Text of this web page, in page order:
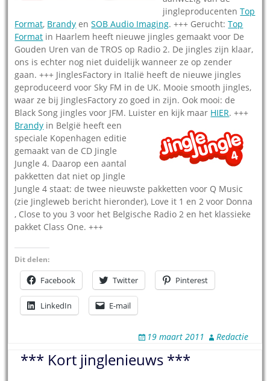
jingleproducentenTop
Format, Brandy enSOB Audio Imaging. +++ Gerucht:Top
Format in Haarlem heeft nieuwe jingles gemaakt voor De
Gouden Uren van de TROS op Radio 2. De jingles zijn klaar,
ons is echter nog niet duidelijk wanneer ze op zender
gaan. +++ JinglesFactory in Italië heeft de nieuwe jingles
geproduceerd voor Sky FM in de UK. Mooie smooth jingles,
waar ze bij JinglesFactory zo goed in zijn. Ook mooi: de
Black Song jingles voor JFM. Luister en kijk maar HIER. +++
Brandy in België heeft een
speciale Kopenhagen editie
gemaakt van de CD Jingle
Jungle 4. Daarop een aantal
pakketten dat niet op Jingle
Jungle 4 staat: de twee nieuwste pakketten voor Q Music
(zie Jingleweb bericht hieronder), Love it 1 en 2 voor Donna
, Close to you 3 voor het Belgische Radio 2 en het klassieke
pakket Class One. +++
Dit delen:
Facebook Twitter Pinterest
LinkedIn E-mail
19 maart 2011 Redactie
*** Kort jinglenieuws ***